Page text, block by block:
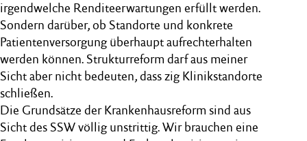
irgendwelche Renditeerwartungen erfüllt werden.
Sondern darüber, ob Standorte und konkrete
Patientenversorgung überhaupt aufrechterhalten
werden können. Strukturreform darf aus meiner
Sicht aber nicht bedeuten, dass zig Klinikstandorte
schließen.
Die Grundsätze der Krankenhausreform sind aus
Sicht des SSW völlig unstrittig. Wir brauchen eine